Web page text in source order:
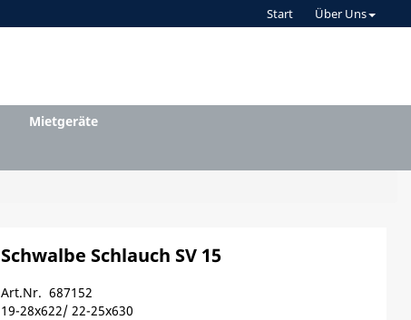
Start Über Uns
Mietgeräte
Schwalbe Schlauch SV 15
Art.Nr. 687152
19-28x622/ 22-25x630